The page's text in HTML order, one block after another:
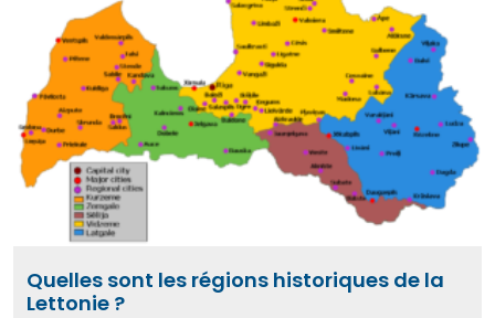
Quelles sont les régions historiques de la
Lettonie ?